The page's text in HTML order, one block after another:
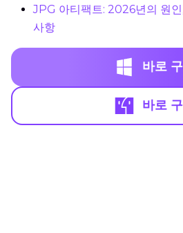
JPG 아티팩트: 2026년의 원
사항
바로
바로